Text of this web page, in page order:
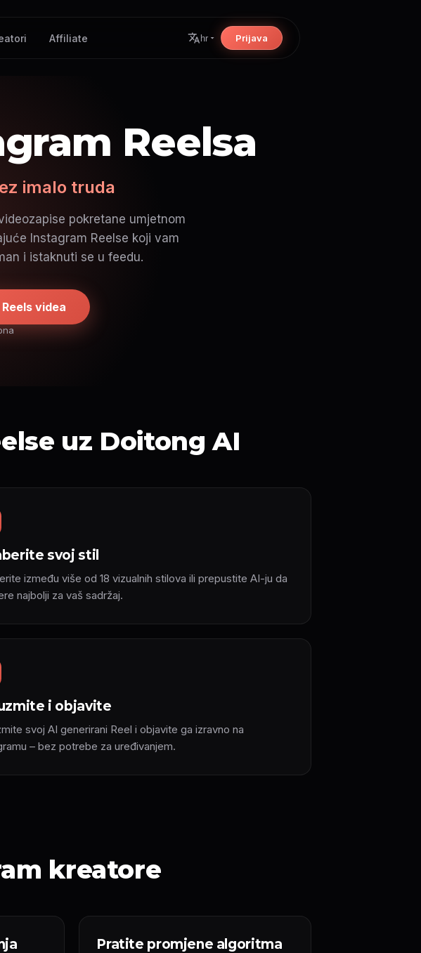
Affiliate hr Prijava
Reelsa
imalo truda
pokretane umjetnom
Instagram Reelse koji vam
i istaknuti se u feedu.
videa
uz Doitong AI
svoj stil
između više od 18 vizualnih stilova ili prepustite AI-ju da
najbolji za vaš sadržaj.
i objavite
svoj AI generirani Reel i objavite ga izravno na
– bez potrebe za uređivanjem.
kreatore
Pratite promjene algoritma